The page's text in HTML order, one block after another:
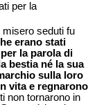
per la
misero seduti fu
erano stati
la parola di
bestia né la sua
sulla loro
vita e regnarono
non tornarono in